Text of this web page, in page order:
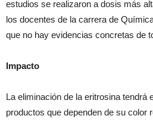
estudios se realizaron a dosis más
los docentes de la carrera de
que no hay evidencias concretas de
Impacto
La eliminación de la eritrosina tendrá
productos que dependen de su color